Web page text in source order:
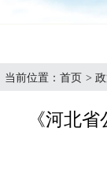
当前位置： 首页 >
《河北